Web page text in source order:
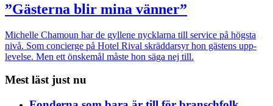
”Gästerna blir mina vänner”
Michelle Chamoun har de gyllene nycklarna till service på högsta
nivå. Som concierge på Hotel Rival skräddarsyr hon gästens upp­
levelse. Men ett önskemål måste hon säga nej till.
Mest läst just nu